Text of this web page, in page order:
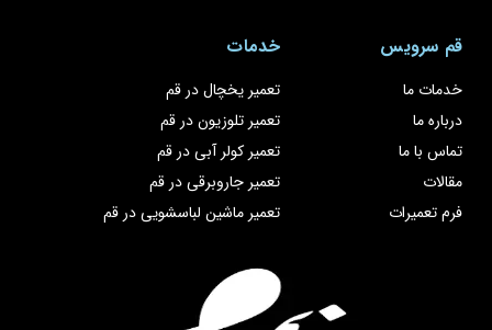
قم سرویس
خدمات ما
درباره ما
تماس با ما
مقالات
فرم تعمیرات
خدمات
تعمیر یخچال در قم
تعمیر تلوزیون در قم
تعمیر کولر آبی در قم
تعمیر جاروبرقی در قم
تعمیر ماشین لباسشویی در قم